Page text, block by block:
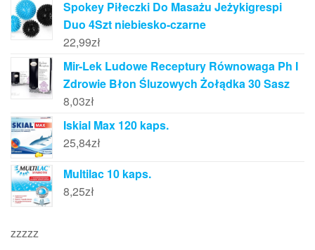
Spokey Piłeczki Do Masażu Jeżykigrespi
Duo 4Szt niebiesko-czarne
22,99zł
Mir-Lek Ludowe Receptury Równowaga Ph I
Zdrowie Błon Śluzowych Żołądka 30 Sasz
8,03zł
Iskial Max 120 kaps.
25,84zł
Multilac 10 kaps.
8,25zł
zzzzz